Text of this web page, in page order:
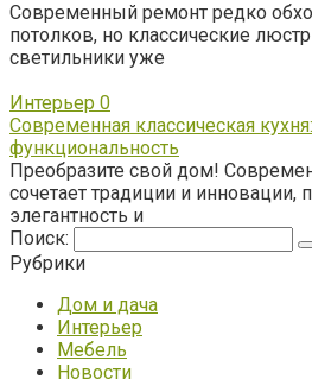
Современный ремонт редко
потолков, но классические
светильники уже
Интерьер 0
Современная классическая
функциональность
Преобразите свой дом!
сочетает традиции и инновации,
элегантность и
Поиск:
Рубрики
Дом и дача
Интерьер
Мебель
Новости